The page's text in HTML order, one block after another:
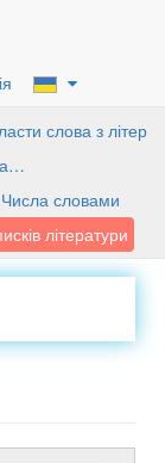
слова з літер
Числа словами
літератури